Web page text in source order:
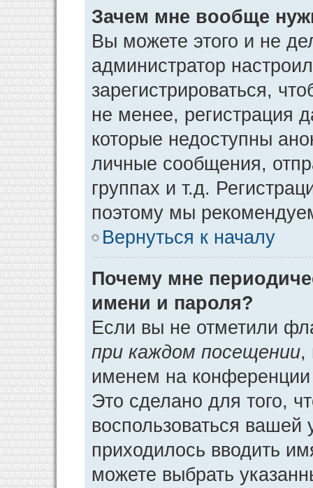
Зачем мне вообще
Вы можете этого и не
администратор
зарегистрироваться,
не менее, регистрация
которые недоступны
личные сообщения,
группах и т.д.
поэтому мы
Вернуться к началу
Почему мне
имени и пароля?
Если вы не отметили
при каждом посещении,
именем на конференции
Это сделано для того,
воспользоваться
приходилось вводить
можете выбрать